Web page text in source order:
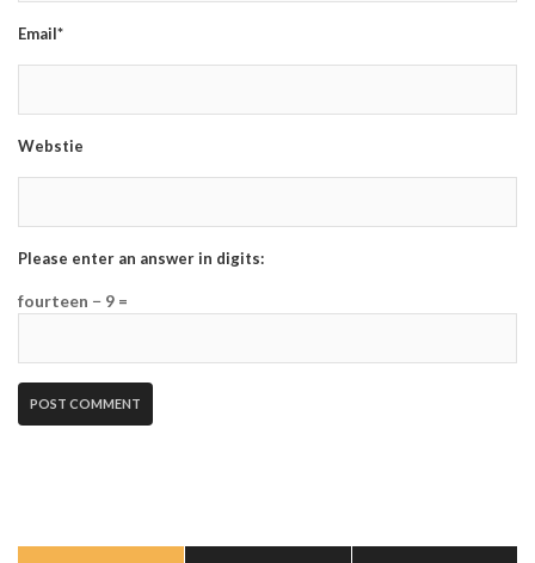
Email*
Webstie
Please enter an answer in digits:
fourteen − 9 =